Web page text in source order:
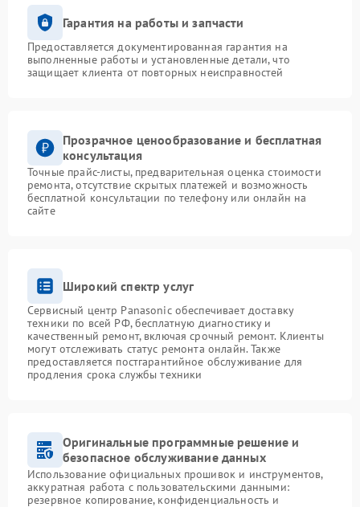
Гарантия на работы и запчасти
Предоставляется документированная гарантия на
выполненные работы и установленные детали, что
защищает клиента от повторных неисправностей
Прозрачное ценообразование и бесплатная
консультация
Точные прайс-листы, предварительная оценка стоимости
ремонта, отсутствие скрытых платежей и возможность
бесплатной консультации по телефону или онлайн на
сайте
Широкий спектр услуг
Сервисный центр Panasonic обеспечивает доставку
техники по всей РФ, бесплатную диагностику и
качественный ремонт, включая срочный ремонт. Клиенты
могут отслеживать статус ремонта онлайн. Также
предоставляется постгарантийное обслуживание для
продления срока службы техники
Оригинальные программные решение и
безопасное обслуживание данных
Использование официальных прошивок и инструментов,
аккуратная работа с пользовательскими данными:
резервное копирование, конфиденциальность и